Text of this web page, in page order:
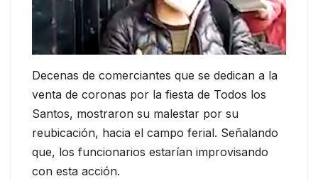
Decenas de comerciantes que se dedican a la
venta de coronas por la fiesta de Todos los
Santos, mostraron su malestar por su
reubicación, hacia el campo ferial. Señalando
que, los funcionarios estarían improvisando
con esta acción.